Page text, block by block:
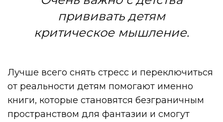
прививать детям
критическое мышление.
Лучше всего снять стресс и переключиться
от реальности детям помогают именно
книги, которые становятся безграничным
пространством для фантазии и смогут